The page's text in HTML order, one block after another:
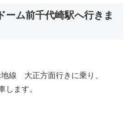
ーム前千代崎駅へ行きま
線 大正方面行きに乗り、
します。